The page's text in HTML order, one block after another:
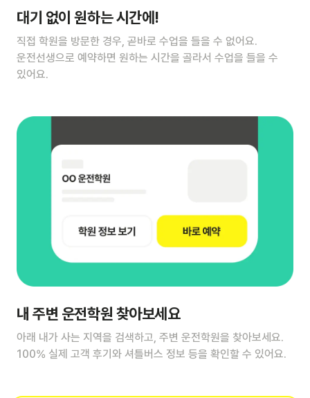
대기 없이 원하는 시간에!
직접 학원을 방문한 경우, 곧바로 수업을 들을 수 없어요.
운전선생으로 예약하면 원하는 시간을 골라서 수업을 들을 수
있어요.
내 주변 운전학원 찾아보세요
아래 내가 사는 지역을 검색하고, 주변 운전학원을 찾아보세요.
100% 실제 고객 후기와 셔틀버스 정보 등을 확인할 수 있어요.